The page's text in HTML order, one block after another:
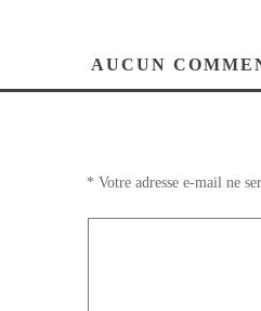
AUCUN
Votre adresse e-mail ne
*